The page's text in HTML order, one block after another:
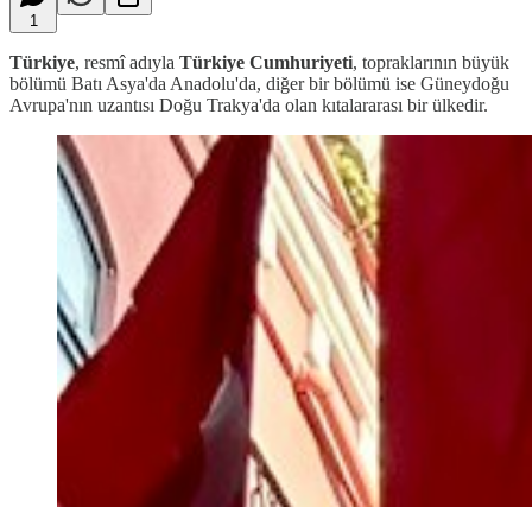
1
Türkiye, resmî adıyla Türkiye Cumhuriyeti, topraklarının büyük
bölümü Batı Asya'da Anadolu'da, diğer bir bölümü ise Güneydoğu
Avrupa'nın uzantısı Doğu Trakya'da olan kıtalararası bir ülkedir.